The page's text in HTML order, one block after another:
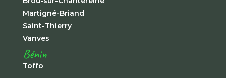
Martigné-Briand
Saint-Thierry
Vanves
Bénin
Toffo